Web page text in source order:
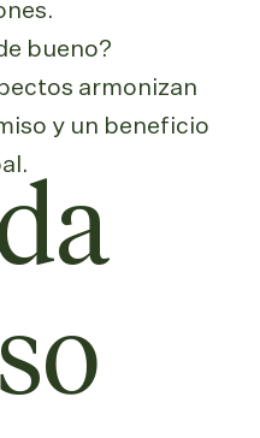
bueno?
armonizan
y un beneficio